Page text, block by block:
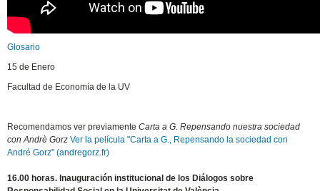
Glosario
15 de Enero
Facultad de Economía de la UV
Recomendamos ver previamente Carta a G. Repensando nuestra sociedad
con Andrè Gorz Ver la película "Carta a G., Repensando la sociedad con
André Gorz" (andregorz.fr)
16.00 horas. Inauguración institucional de los Diálogos sobre